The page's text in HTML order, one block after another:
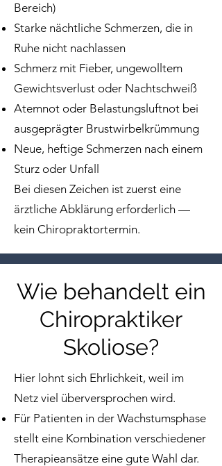
Bereich)
Starke nächtliche Schmerzen, die in
Ruhe nicht nachlassen
Schmerz mit Fieber, ungewolltem
Gewichtsverlust oder Nachtschweiß
Atemnot oder Belastungsluftnot bei
ausgeprägter Brustwirbelkrümmung
Neue, heftige Schmerzen nach einem
Sturz oder Unfall
Bei diesen Zeichen ist zuerst eine
ärztliche Abklärung erforderlich —
kein Chiropraktortermin.
Wie behandelt ein
Chiropraktiker
Skoliose?
Hier lohnt sich Ehrlichkeit, weil im
Netz viel überversprochen wird.​
Für Patienten in der Wachstumsphase
stellt eine Kombination verschiedener
Therapieansätze eine gute Wahl dar.